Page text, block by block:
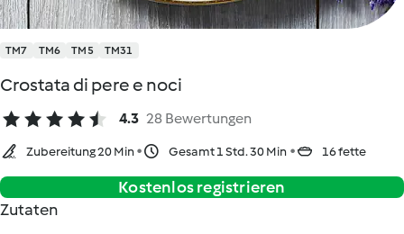
TM7 TM6 TM5 TM31
Crostata di pere e noci
4.3 28 Bewertungen
Zubereitung 20 Min Gesamt 1 Std. 30 Min 16 fette
Kostenlos registrieren
Zutaten